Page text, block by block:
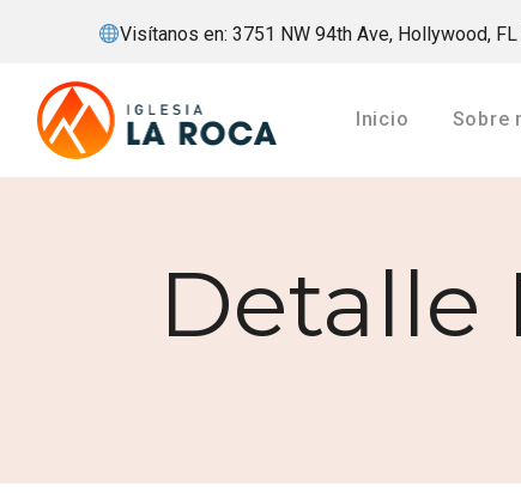
Visítanos en: 3751 NW 94th Ave, Hollywood,
Inicio Sobre
Detalle